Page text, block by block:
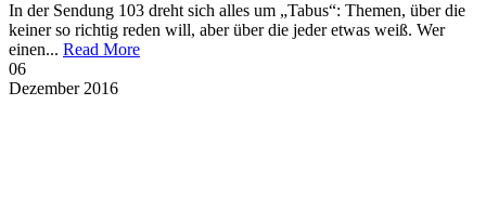
In der Sendung 103 dreht sich alles um „Tabus“: Themen, über die
keiner so richtig reden will, aber über die jeder etwas weiß. Wer
einen... Read More
06
Dezember 2016